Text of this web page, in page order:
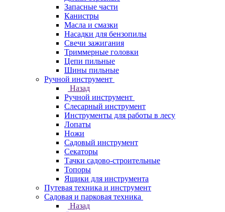
Запасные части
Канистры
Масла и смазки
Насадки для бензопилы
Свечи зажигания
Триммерные головки
Цепи пильные
Шины пильные
Ручной инструмент
Назад
Ручной инструмент
Cлесарный инструмент
Инструменты для работы в лесу
Лопаты
Ножи
Садовый инструмент
Секаторы
Тачки садово-строительные
Топоры
Ящики для инструмента
Путевая техника и инструмент
Садовая и парковая техника
Назад